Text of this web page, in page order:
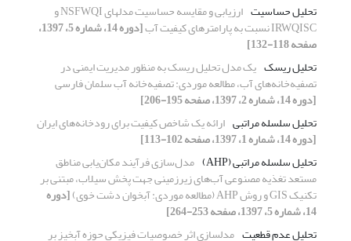
تحلیل حساسیت
ارزیابی و مقایسه حساسیت مدلهای NSFWQI و
IRWQISC نسبت به پارامترهای کیفیت آب [دوره 14، شماره 5، 1397،
صفحه 118-132]
تحلیل ریسک یک مدل تحلیل ریسک به منظور مدیریت ایمنی در
تصفیه‌خانه‌های آب، مطالعه موردی: تصفیه‌خانه آب سلمان فارسی
[دوره 14، شماره 2، 1397، صفحه 195-206]
تحلیل سلسله مراتبی ارائه یک شاخص کیفیت برای رودخانه‌های ایران
[دوره 14، شماره 1، 1397، صفحه 102-113]
تحلیل سلسله مراتبی (AHP)
مدل‌سازی فرآیند مکان‌یابی مناطق
مستعد تغذیه مصنوعی آب‌های زیرزمینی جهت پخش سیلاب، مبتنی بر
تکنیک GIS و روش AHP (مطالعه موردی: آبخوان دشت خوی) [دوره
14، شماره 5، 1397، صفحه 253-264]
تحلیل عدم قطعیت مدلسازی اثر خصوصیات فیزیکی حوزه آبخیز بر